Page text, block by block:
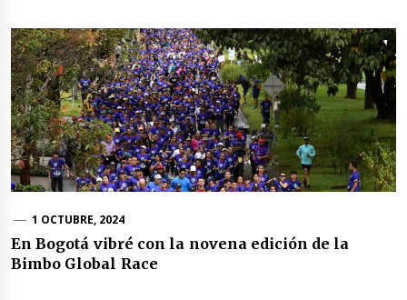
1 OCTUBRE, 2024
En Bogotá vibré con la novena edición de la
Bimbo Global Race